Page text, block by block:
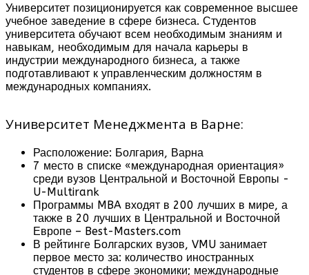
Университет позиционируется как современное высшее
учебное заведение в сфере бизнеса. Студентов
университета обучают всем необходимым знаниям и
навыкам, необходимым для начала карьеры в
индустрии международного бизнеса, а также
подготавливают к управленческим должностям в
международных компаниях.
Университет Менеджмента в Варне:
Расположение: Болгария, Варна
7 место в списке «международная ориентация»
среди вузов Центральной и Восточной Европы -
U-Multirank
Программы MBA входят в 200 лучших в мире, а
также в 20 лучших в Центральной и Восточной
Европе – Best-Masters.com
В рейтинге Болгарских вузов, VMU занимает
первое место за: количество иностранных
студентов в сфере экономики; международные